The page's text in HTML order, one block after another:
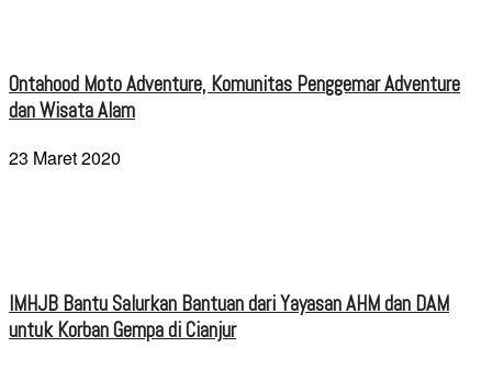
Ontahood Moto Adventure, Komunitas Penggemar Adventure
dan Wisata Alam
23 Maret 2020
IMHJB Bantu Salurkan Bantuan dari Yayasan AHM dan DAM
untuk Korban Gempa di Cianjur